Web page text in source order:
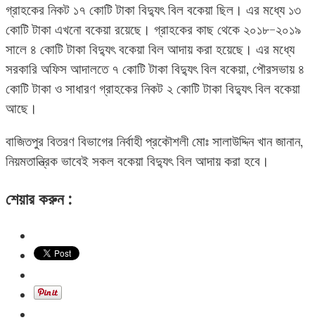
গ্রাহকের নিকট ১৭ কোটি টাকা বিদ্যুৎ বিল বকেয়া ছিল। এর মধ্যে ১৩
কোটি টাকা এখনো বকেয়া রয়েছে। গ্রাহকের কাছ থেকে ২০১৮-২০১৯
সালে ৪ কোটি টাকা বিদ্যুৎ বকেয়া বিল আদায় করা হয়েছে। এর মধ্যে
সরকারি অফিস আদালতে ৭ কোটি টাকা বিদ্যুৎ বিল বকেয়া, পৌরসভায় ৪
কোটি টাকা ও সাধারণ গ্রাহকের নিকট ২ কোটি টাকা বিদ্যুৎ বিল বকেয়া
আছে।
বাজিতপুর বিতরণ বিভাগের নির্বাহী প্রকৌশলী মোঃ সালাউদ্দিন খান জানান,
নিয়মতান্ত্রিক ভাবেই সকল বকেয়া বিদ্যুৎ বিল আদায় করা হবে।
শেয়ার করুন :